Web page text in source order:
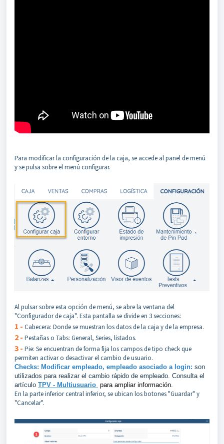
Para modificar la configuración de la caja, se accede al panel de menú
y se pulsa sobre el menú configurar.
Al pulsar sobre esta opción de menú, se abre la ventana del
"Configurador de caja". Esta pantalla se divide en 3 secciones:
1 - Cabecera: Donde se muestran los datos de la caja y de la empresa.
2 - Pestañas o Tabs: General, Series, listados.
3 - Pie: Se encuentran de forma fija los campos de tipo check que
permiten activar o desactivar el cambio de usuario.
Checks: Modificar empleado, empleado asociado a login: son
utilizados para realizar el cambio rápido de empleado. Consulta el
artículo TPV - Multiusuario para ampliar información.
En la parte inferior central inferior, se ubican los botones "Guardar" y
"Cancelar".